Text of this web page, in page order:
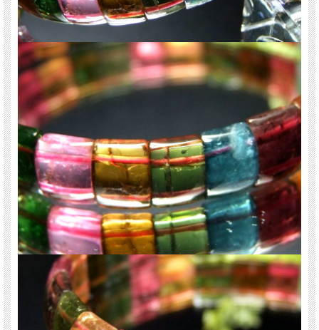
少量限定の激安お買い得商品ですのでお早めに！
ご注意事項
※1点物ですので現物を撮影しております。
※天然石ですので細かなカケや凹み、歪な部分やクラックなどがある場合があり
※天然石商品には色みに個体差があります。また出来る限り自然な色みになるよ
う撮影を心がけておりますが、お使いのディスプレイ環境によって表示される色
みに差が出る場合があります。ご了承ください。
※ブレスレット、連商品は一連状態での仕入れとなっておりますので歪な珠が含
まれていることがあります。
※サイズは目安です。 細かな誤差が出る場合があります。
※レビューは前回仕入れのものです
関連キーワード
天然石 パワーストーン 海外直輸入 バイヤー厳選 プレゼント ギフト メンズ レデ
ィース 卸し 卸価格 実店舗 ハンドメイド サイズ直し コムローズ comrose